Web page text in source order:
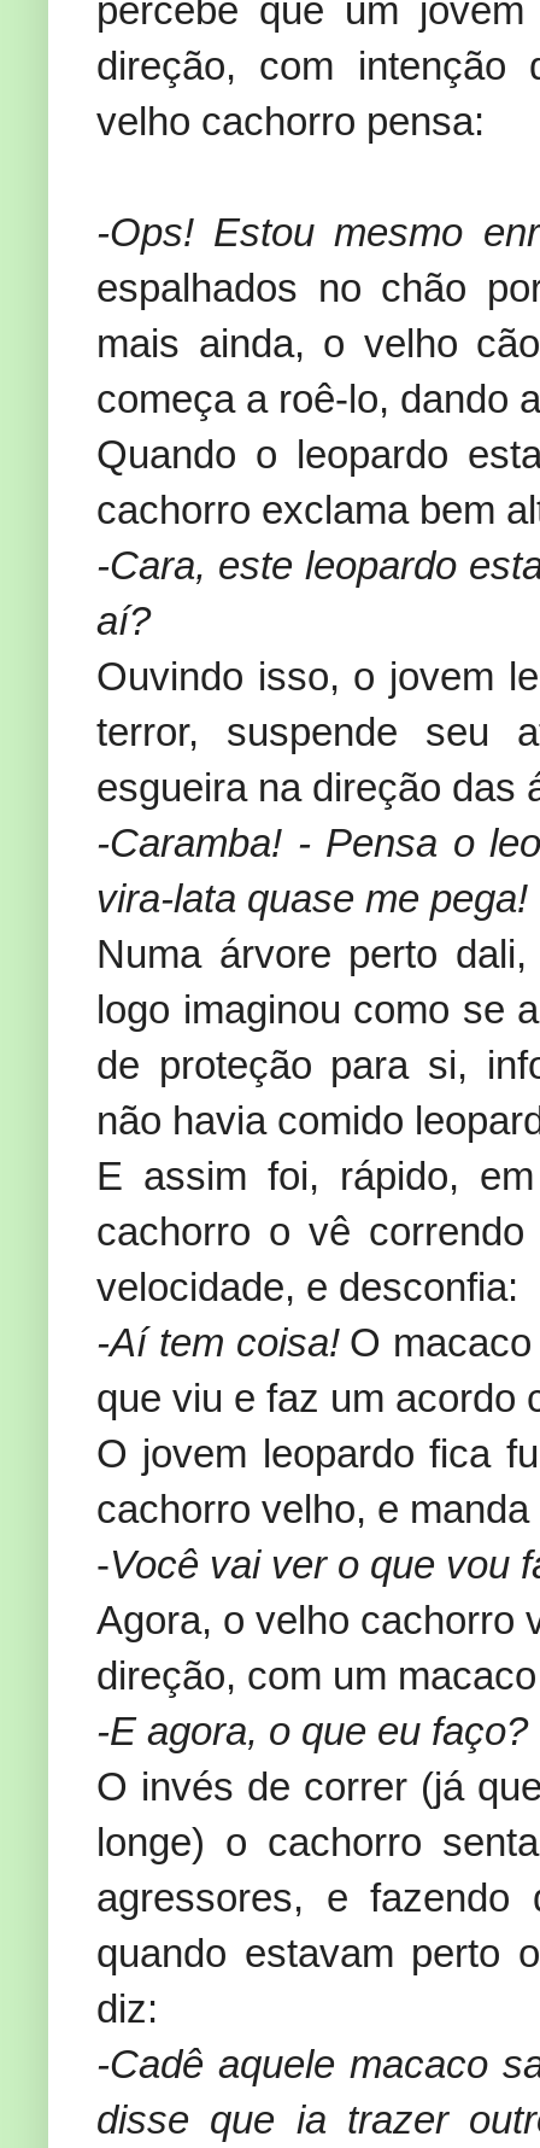
percebe que um
direção, com intenção
velho cachorro pensa:
-Ops! Estou mesmo
espalhados no chão
mais ainda, o velho
começa a roê-lo, dando
Quando o leopardo
cachorro exclama bem
-Cara, este leopardo
aí?
Ouvindo isso, o jovem
terror, suspende seu
esgueira na direção das
-Caramba! - Pensa o
vira-lata quase me pega!
Numa árvore perto
logo imaginou como se
de proteção para si,
não havia comido
E assim foi, rápido,
cachorro o vê
velocidade, e desconfia:
-Aí tem coisa! O
que viu e faz um acordo
O jovem leopardo fica
cachorro velho, e
-Você vai ver o que vou
Agora, o velho cachorro
direção, com um
-E agora, o que eu faço?
O invés de correr (já
longe) o cachorro
agressores, e
quando estavam perto
diz:
-Cadê aquele macaco
disse que ia trazer